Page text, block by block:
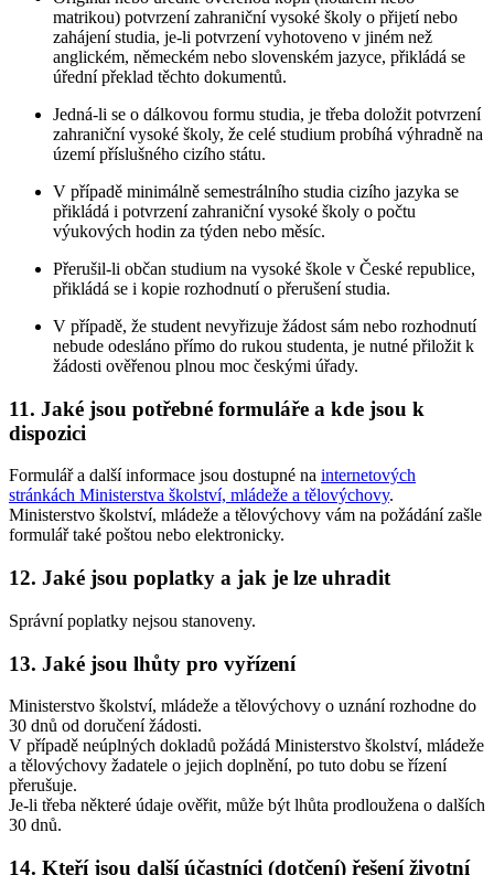
matrikou) potvrzení zahraniční vysoké školy o přijetí nebo
zahájení studia, je-li potvrzení vyhotoveno v jiném než
anglickém, německém nebo slovenském jazyce, přikládá se
úřední překlad těchto dokumentů.
Jedná-li se o dálkovou formu studia, je třeba doložit potvrzení
zahraniční vysoké školy, že celé studium probíhá výhradně na
území příslušného cizího státu.
V případě minimálně semestrálního studia cizího jazyka se
přikládá i potvrzení zahraniční vysoké školy o počtu
výukových hodin za týden nebo měsíc.
Přerušil-li občan studium na vysoké škole v České republice,
přikládá se i kopie rozhodnutí o přerušení studia.
V případě, že student nevyřizuje žádost sám nebo rozhodnutí
nebude odesláno přímo do rukou studenta, je nutné přiložit k
žádosti ověřenou plnou moc českými úřady.
11. Jaké jsou potřebné formuláře a kde jsou k
dispozici
Formulář a další informace jsou dostupné na internetových
stránkách Ministerstva školství, mládeže a tělovýchovy.
Ministerstvo školství, mládeže a tělovýchovy vám na požádání zašle
formulář také poštou nebo elektronicky.
12. Jaké jsou poplatky a jak je lze uhradit
Správní poplatky nejsou stanoveny.
13. Jaké jsou lhůty pro vyřízení
Ministerstvo školství, mládeže a tělovýchovy o uznání rozhodne do
30 dnů od doručení žádosti.
V případě neúplných dokladů požádá Ministerstvo školství, mládeže
a tělovýchovy žadatele o jejich doplnění, po tuto dobu se řízení
přerušuje.
Je-li třeba některé údaje ověřit, může být lhůta prodloužena o dalších
30 dnů.
14. Kteří jsou další účastníci (dotčení) řešení životní